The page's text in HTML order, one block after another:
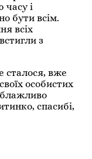
часу і
бути всім.
всіх
з
сталося, вже
особистих
спасибі,